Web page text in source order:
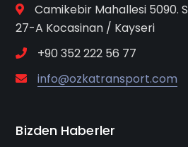
Camikebir Mahallesi 5090.
27-A Kocasinan / Kayseri
+90 352 222 56 77
info@ozkatransport.com
Bizden Haberler